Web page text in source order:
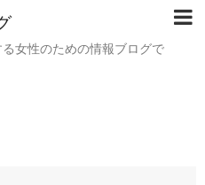
女性のための情報ブログで